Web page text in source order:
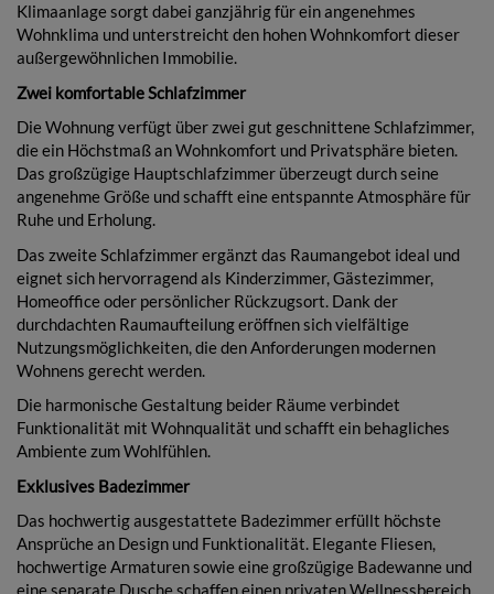
Klimaanlage sorgt dabei ganzjährig für ein angenehmes
Wohnklima und unterstreicht den hohen Wohnkomfort dieser
außergewöhnlichen Immobilie.
Zwei komfortable Schlafzimmer
Die Wohnung verfügt über zwei gut geschnittene Schlafzimmer,
die ein Höchstmaß an Wohnkomfort und Privatsphäre bieten.
Das großzügige Hauptschlafzimmer überzeugt durch seine
angenehme Größe und schafft eine entspannte Atmosphäre für
Ruhe und Erholung.
Das zweite Schlafzimmer ergänzt das Raumangebot ideal und
eignet sich hervorragend als Kinderzimmer, Gästezimmer,
Homeoffice oder persönlicher Rückzugsort. Dank der
durchdachten Raumaufteilung eröffnen sich vielfältige
Nutzungsmöglichkeiten, die den Anforderungen modernen
Wohnens gerecht werden.
Die harmonische Gestaltung beider Räume verbindet
Funktionalität mit Wohnqualität und schafft ein behagliches
Ambiente zum Wohlfühlen.
Exklusives Badezimmer
Das hochwertig ausgestattete Badezimmer erfüllt höchste
Ansprüche an Design und Funktionalität. Elegante Fliesen,
hochwertige Armaturen sowie eine großzügige Badewanne und
eine separate Dusche schaffen einen privaten Wellnessbereich